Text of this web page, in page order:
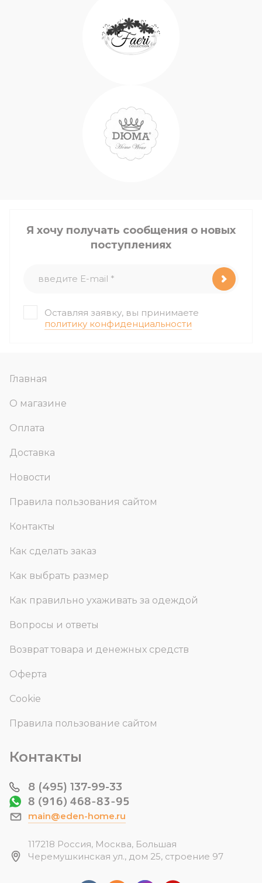
Главная
О магазине
Оплата
Доставка
Новости
Правила пользования сайтом
Контакты
Как сделать заказ
Как выбрать размер
Как правильно ухаживать за одеждой
Вопросы и ответы
Возврат товара и денежных средств
Оферта
Cookie
Правила пользование сайтом
Контакты
8 (495) 137-99-33
8 (916) 468-83-95
main@eden-home.ru
117218 Россия, Москва, Большая
Черемушкинская ул., дом 25, строение 97
Я хочу получать сообщения о новых
поступлениях
Оставляя заявку, вы принимаете
политику конфиденциальности